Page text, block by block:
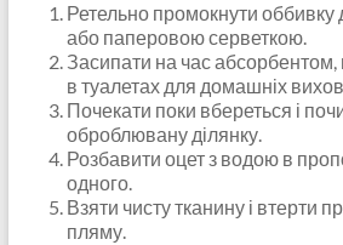
Ретельно промокнути
або паперовою серветкою.
Засипати на час
в туалетах для домашніх
Почекати поки вбереться і
оброблювану ділянку.
Розбавити оцет з водою в
одного.
Взяти чисту тканину і втерти
пляму.